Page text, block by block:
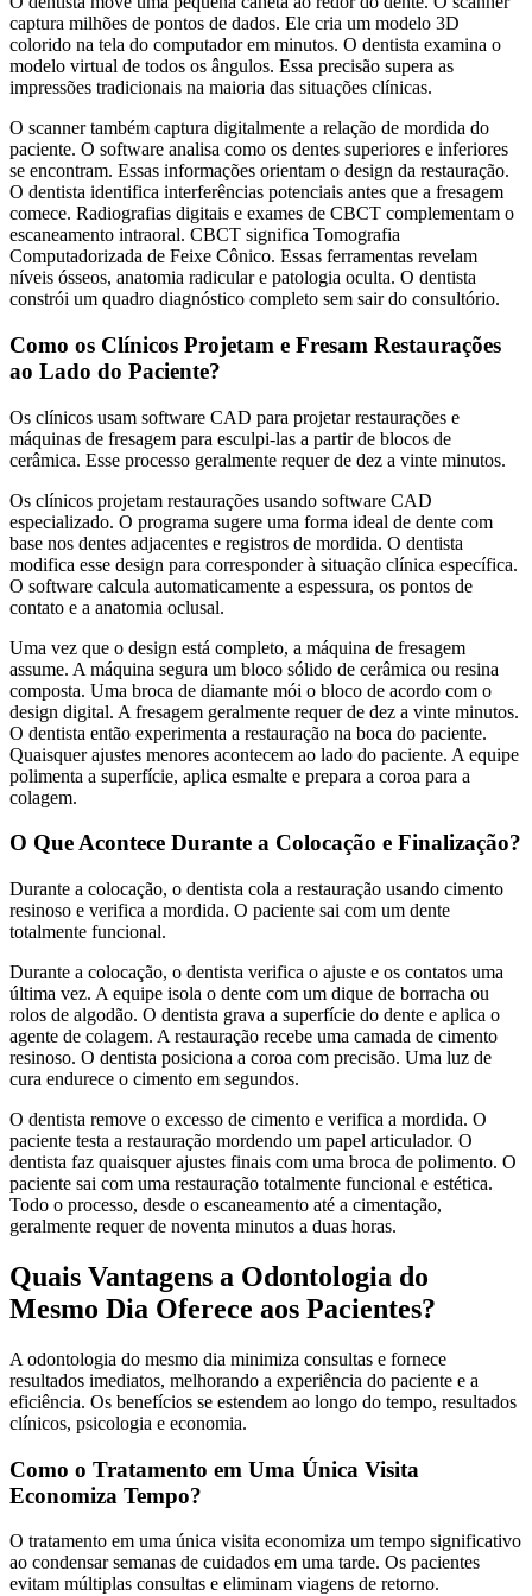
captura milhões de pontos de dados. Ele cria um modelo 3D
colorido na tela do computador em minutos. O dentista examina o
modelo virtual de todos os ângulos. Essa precisão supera as
impressões tradicionais na maioria das situações clínicas.
O scanner também captura digitalmente a relação de mordida do
paciente. O software analisa como os dentes superiores e inferiores
se encontram. Essas informações orientam o design da restauração.
O dentista identifica interferências potenciais antes que a fresagem
comece. Radiografias digitais e exames de CBCT complementam o
escaneamento intraoral. CBCT significa Tomografia
Computadorizada de Feixe Cônico. Essas ferramentas revelam
níveis ósseos, anatomia radicular e patologia oculta. O dentista
constrói um quadro diagnóstico completo sem sair do consultório.
Como os Clínicos Projetam e Fresam Restaurações
ao Lado do Paciente?
Os clínicos usam software CAD para projetar restaurações e
máquinas de fresagem para esculpi-las a partir de blocos de
cerâmica. Esse processo geralmente requer de dez a vinte minutos.
Os clínicos projetam restaurações usando software CAD
especializado. O programa sugere uma forma ideal de dente com
base nos dentes adjacentes e registros de mordida. O dentista
modifica esse design para corresponder à situação clínica específica.
O software calcula automaticamente a espessura, os pontos de
contato e a anatomia oclusal.
Uma vez que o design está completo, a máquina de fresagem
assume. A máquina segura um bloco sólido de cerâmica ou resina
composta. Uma broca de diamante mói o bloco de acordo com o
design digital. A fresagem geralmente requer de dez a vinte minutos.
O dentista então experimenta a restauração na boca do paciente.
Quaisquer ajustes menores acontecem ao lado do paciente. A equipe
polimenta a superfície, aplica esmalte e prepara a coroa para a
colagem.
O Que Acontece Durante a Colocação e Finalização?
Durante a colocação, o dentista cola a restauração usando cimento
resinoso e verifica a mordida. O paciente sai com um dente
totalmente funcional.
Durante a colocação, o dentista verifica o ajuste e os contatos uma
última vez. A equipe isola o dente com um dique de borracha ou
rolos de algodão. O dentista grava a superfície do dente e aplica o
agente de colagem. A restauração recebe uma camada de cimento
resinoso. O dentista posiciona a coroa com precisão. Uma luz de
cura endurece o cimento em segundos.
O dentista remove o excesso de cimento e verifica a mordida. O
paciente testa a restauração mordendo um papel articulador. O
dentista faz quaisquer ajustes finais com uma broca de polimento. O
paciente sai com uma restauração totalmente funcional e estética.
Todo o processo, desde o escaneamento até a cimentação,
geralmente requer de noventa minutos a duas horas.
Quais Vantagens a Odontologia do
Mesmo Dia Oferece aos Pacientes?
A odontologia do mesmo dia minimiza consultas e fornece
resultados imediatos, melhorando a experiência do paciente e a
eficiência. Os benefícios se estendem ao longo do tempo, resultados
clínicos, psicologia e economia.
Como o Tratamento em Uma Única Visita
Economiza Tempo?
O tratamento em uma única visita economiza um tempo significativo
ao condensar semanas de cuidados em uma tarde. Os pacientes
evitam múltiplas consultas e eliminam viagens de retorno.